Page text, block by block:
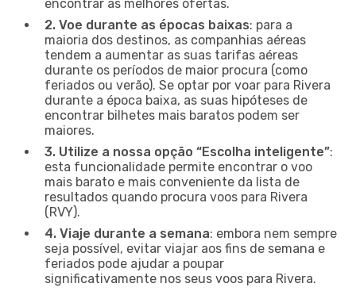
encontrar as melhores ofertas.
2. Voe durante as épocas baixas: para a
maioria dos destinos, as companhias aéreas
tendem a aumentar as suas tarifas aéreas
durante os períodos de maior procura (como
feriados ou verão). Se optar por voar para Rivera
durante a época baixa, as suas hipóteses de
encontrar bilhetes mais baratos podem ser
maiores.
3. Utilize a nossa opção “Escolha inteligente”:
esta funcionalidade permite encontrar o voo
mais barato e mais conveniente da lista de
resultados quando procura voos para Rivera
(RVY).
4. Viaje durante a semana: embora nem sempre
seja possível, evitar viajar aos fins de semana e
feriados pode ajudar a poupar
significativamente nos seus voos para Rivera.